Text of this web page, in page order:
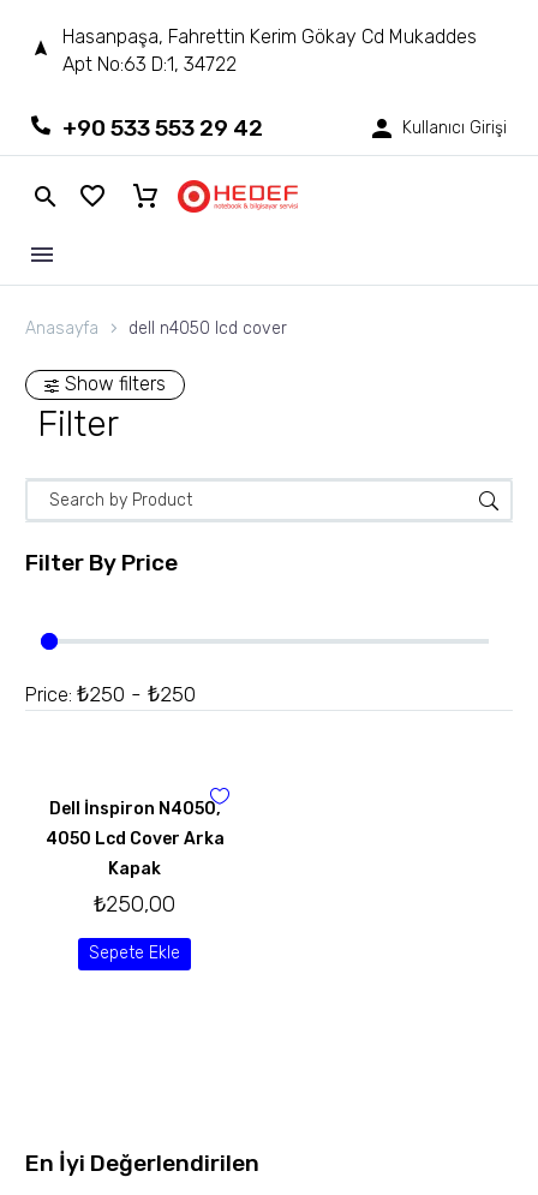
Hasanpaşa, Fahrettin Kerim Gökay Cd Mukaddes
Apt No:63 D:1, 34722
+90 533 553 29 42 Kullanıcı Girişi
Anasayfa dell n4050 lcd cover
Show filters
Filter
Filter By Price
Price: ₺250 - ₺250
Dell İnspiron N4050,
4050 Lcd Cover Arka
Kapak
₺250,00
Sepete Ekle
En İyi Değerlendirilen